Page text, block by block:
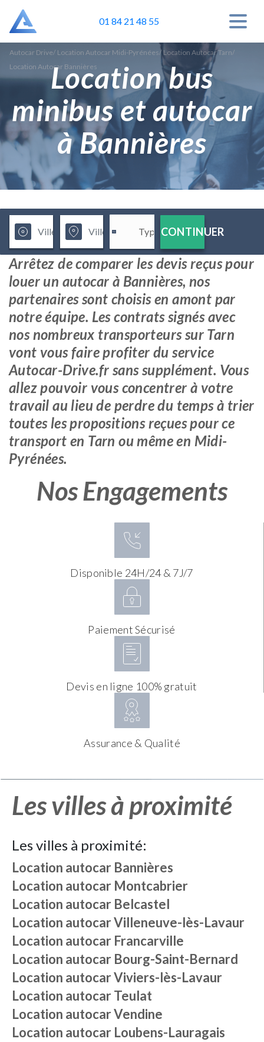
01 84 21 48 55
Autocar Drive/ Location Autocar Midi-Pyrénées/ Location Autocar Tarn/
Location Autocar Bannières
Location bus
minibus et autocar
à Bannières
CONTINUER
Arrêtez de comparer les devis reçus pour
louer un autocar à Bannières, nos
partenaires sont choisis en amont par
notre équipe. Les contrats signés avec
nos nombreux transporteurs sur Tarn
vont vous faire profiter du service
Autocar-Drive.fr sans supplément. Vous
allez pouvoir vous concentrer à votre
travail au lieu de perdre du temps à trier
toutes les propositions reçues pour ce
transport en Tarn ou même en Midi-
Pyrénées.
Nos Engagements
Disponible 24H/24 & 7J/7
Paiement Sécurisé
Devis en ligne 100% gratuit
Assurance & Qualité
Les villes à proximité
Les villes à proximité:
Location autocar Bannières
Location autocar Montcabrier
Location autocar Belcastel
Location autocarVilleneuve-lès-Lavaur
Location autocar Francarville
Location autocar Bourg-Saint-Bernard
Location autocarViviers-lès-Lavaur
Location autocarTeulat
Location autocarVendine
Location autocar Loubens-Lauragais